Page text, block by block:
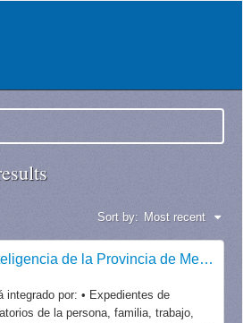
Sort by: Most recent
Departamento de Inteligencia de la Provincia de Mendoza
integrado por: • Expedientes de
de la persona, familia, trabajo,